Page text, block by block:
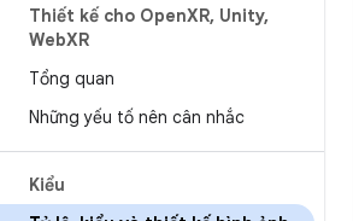
Thiết kế cho OpenXR, Unity,
WebXR
Tổng quan
Những yếu tố nên cân nhắc
Kiểu